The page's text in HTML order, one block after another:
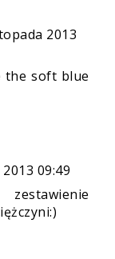
2013
the soft blue
09:49